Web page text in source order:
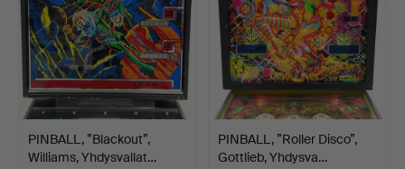
PINBALL, ”Blackout”,
Williams, Yhdysvallat…
PINBALL, ”Roller Disco”,
Gottlieb, Yhdysva…